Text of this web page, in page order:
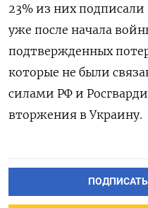
23% из них
уже после начала
подтвержденных
которые не были
силами РФ и
вторжения в Украину.